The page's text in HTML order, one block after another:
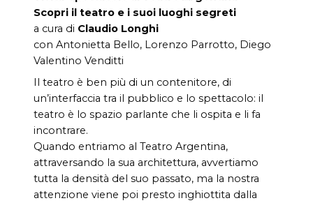
Scopri il teatro e i suoi luoghi segreti
a cura di Claudio Longhi
con Antonietta Bello, Lorenzo Parrotto, Diego
Valentino Venditti
Il teatro è ben più di un contenitore, di
un’interfaccia tra il pubblico e lo spettacolo: il
teatro è lo spazio parlante che li ospita e li fa
incontrare.
Quando entriamo al Teatro Argentina,
attraversando la sua architettura, avvertiamo
tutta la densità del suo passato, ma la nostra
attenzione viene poi presto inghiottita dalla